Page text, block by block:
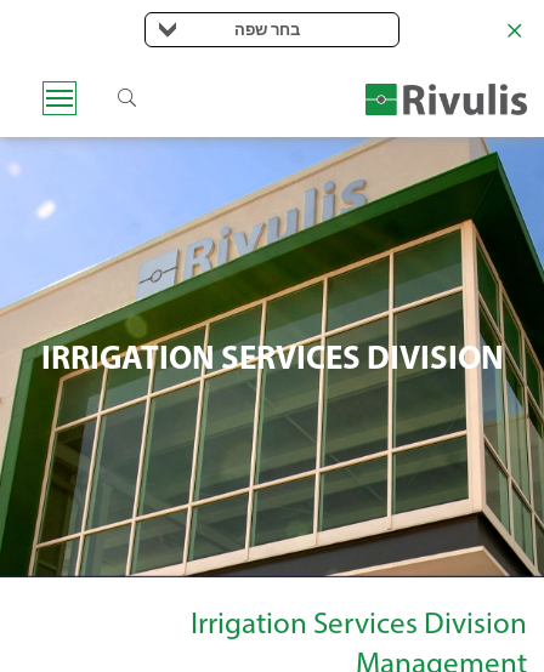
בחר שפה
IRRIGATION SERVICES DIVISION
Irrigation Services Division
Management